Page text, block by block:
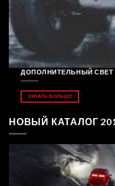
ДОПОЛНИТЕЛЬНЫЙ СВЕТ
УЗНАТЬ БОЛЬШЕ
НОВЫЙ КАТАЛОГ